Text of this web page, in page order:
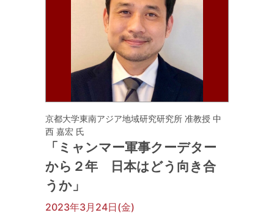
京都大学東南アジア地域研究研究所 准教授 中
西 嘉宏 氏
「ミャンマー軍事クーデター
から２年 日本はどう向き合
うか」
2023年3月24日(金)